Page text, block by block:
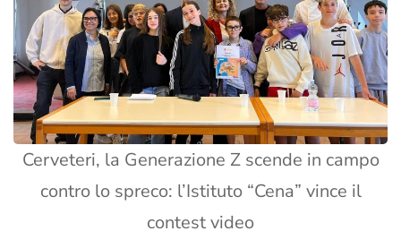
Cerveteri, la Generazione Z scende in campo
contro lo spreco: l’Istituto “Cena” vince il
contest video